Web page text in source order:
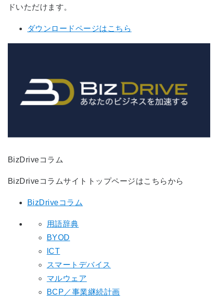
ドいただけます。
ダウンロードページはこちら
BizDriveコラム
BizDriveコラムサイトトップページはこちらから
BizDriveコラム
用語辞典
BYOD
ICT
スマートデバイス
マルウェア
BCP／事業継続計画